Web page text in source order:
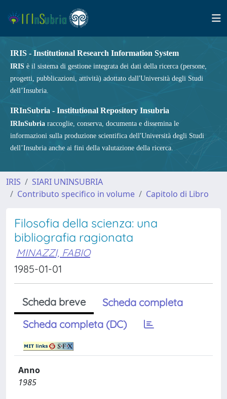
IRIS - Institutional Research Information System
IRIS è il sistema di gestione integrata dei dati della ricerca (persone,
progetti, pubblicazioni, attività) adottato dall'Università degli Studi
dell’Insubria.
IRInSubria - Institutional Repository Insubria
IRInSubria raccoglie, conserva, documenta e dissemina le
informazioni sulla produzione scientifica dell'Università degli Studi
dell’Insubria anche ai fini della valutazione della ricerca.
IRIS
SIARI UNINSUBRIA
Contributo specifico in volume
Capitolo di Libro
Filosofia della scienza: una
bibliografia ragionata
MINAZZI, FABIO
1985-01-01
Scheda breve
Scheda completa
Scheda completa (DC)
Anno
1985